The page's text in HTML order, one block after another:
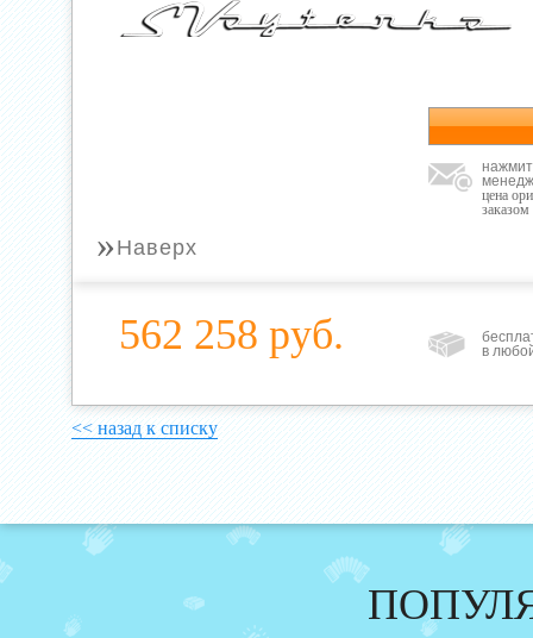
цена
заказом
» Наверх
562 258 руб.
в
<< назад к списку